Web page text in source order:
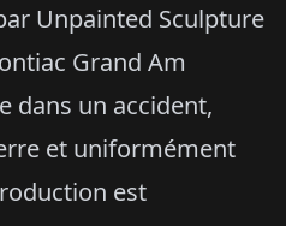
Unpainted Sculpture
Grand Am
dans un accident,
et uniformément
est